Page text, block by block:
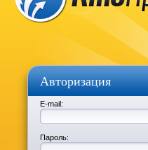
Авторизация
E-mail:
Пароль: